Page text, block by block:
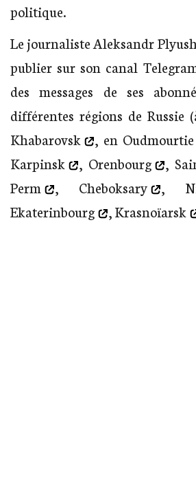
politique.
Le journaliste Aleksandr
publier surson canal
des messages de ses
différentes régions de Russie
Khabarovsk
, en Oudmourtie
Karpinsk
Orenbourg
Perm
Cheboksary
Ekaterinbourg
Krasnoïarsk